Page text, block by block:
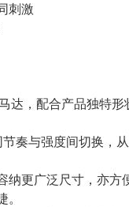
刺激
马达，配合产品独特
节奏与强度间切换，
纳更广泛尺寸，亦